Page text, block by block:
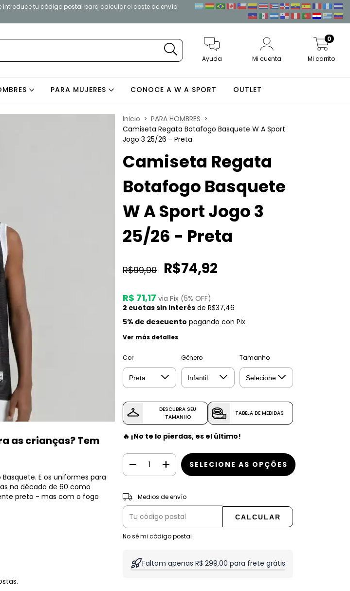
e introduce tu código postal para calcular el coste de envío
Ayuda Mi cuenta Mi carrito
0
PARA MUJERES CONOCE A W A SPORT OUTLET
as crianças? Tem
E os uniformes para
na década de 60 como
preto - mas com o fogo
Inicio > PARA HOMBRES >
Camiseta Regata Botafogo Basquete W A Sport
Jogo 3 25/26 - Preta
Camiseta Regata
Botafogo Basquete
W A Sport Jogo 3
25/26 - Preta
R$99,90 R$74,92
R$ 71,17 via Pix (5% OFF)
2 cuotas sin interés de R$37,46
5% de descuento pagando con Pix
Ver más detalles
Cor Gênero Tamanho
DESCUBRA SEU
TAMANHO
TABELA DE MEDIDAS
🔥 ¡No te lo pierdas, es el último!
Entregas para el CP:
Medios de envío
CALCULAR
No sé mi código postal
Faltam apenas R$ 299,00 para frete grátis